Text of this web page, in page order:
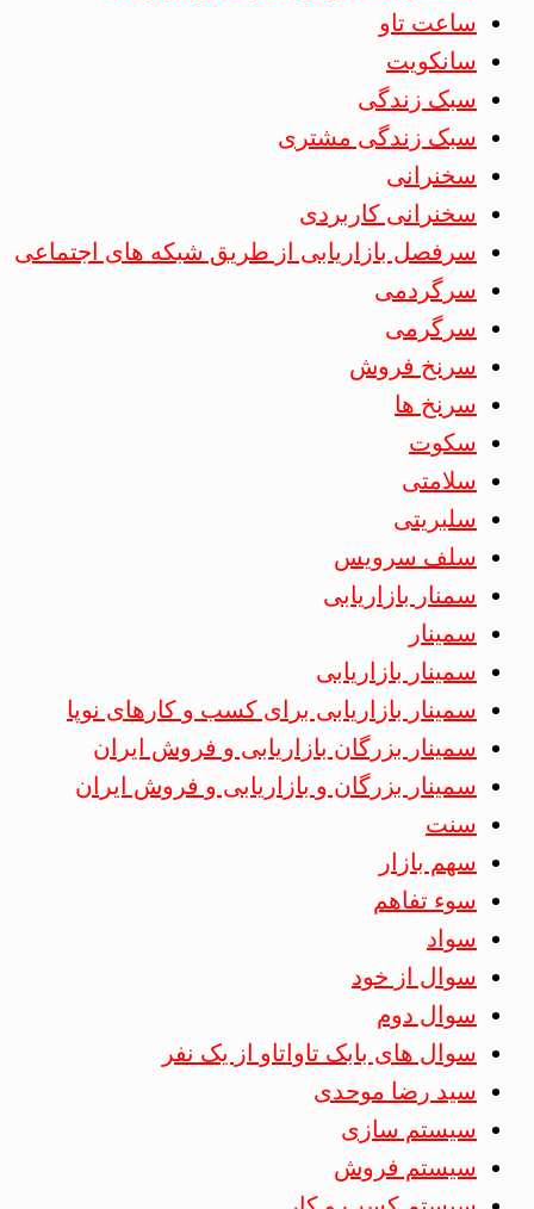
ساعت تاو
سانکویت
سبک زندگی
سبک زندگی مشتری
سخنرانی
سخنرانی کاربردی
سرفصل بازاریابی از طریق شبکه های اجتماعی
سرگردمی
سرگرمی
سرنخ فروش
سرنخ ها
سکوت
سلامتی
سلبریتی
سلف سرویس
سمنار بازاریابی
سمینار
سمینار بازاریابی
سمینار بازاریابی برای کسب و کارهای نوپا
سمینار بزرگان بازاریابی و فروش ایران
سمینار بزرگان و بازاریابی و فروش ایران
سنت
سهم بازار
سوء تفاهم
سواد
سوال از خود
سوال دوم
سوال های بابک تاواتاو از یک نفر
سید رضا موحدی
سیستم سازی
سیستم فروش